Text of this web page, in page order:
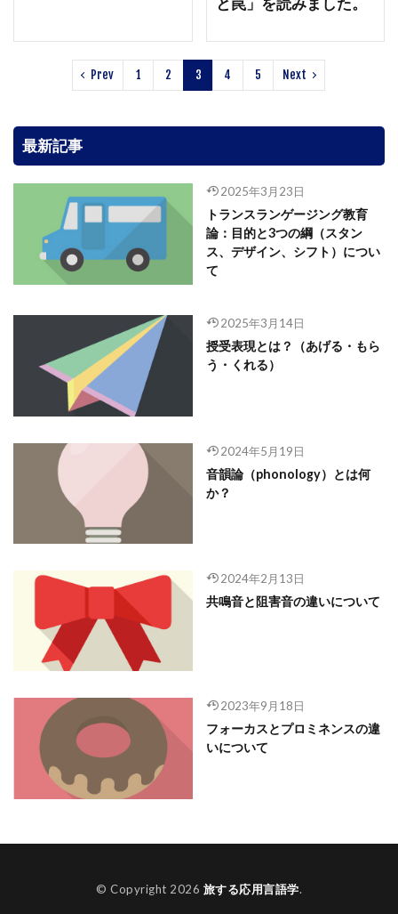
と罠」を読みました。
Prev 1 2 3 4 5 Next
最新記事
2025年3月23日
トランスランゲージング教育
論：目的と3つの綱（スタン
ス、デザイン、シフト）につい
て
2025年3月14日
授受表現とは？（あげる・もら
う・くれる）
2024年5月19日
音韻論（phonology）とは何
か？
2024年2月13日
共鳴音と阻害音の違いについて
2023年9月18日
フォーカスとプロミネンスの違
いについて
© Copyright 2026 旅する応用言語学.